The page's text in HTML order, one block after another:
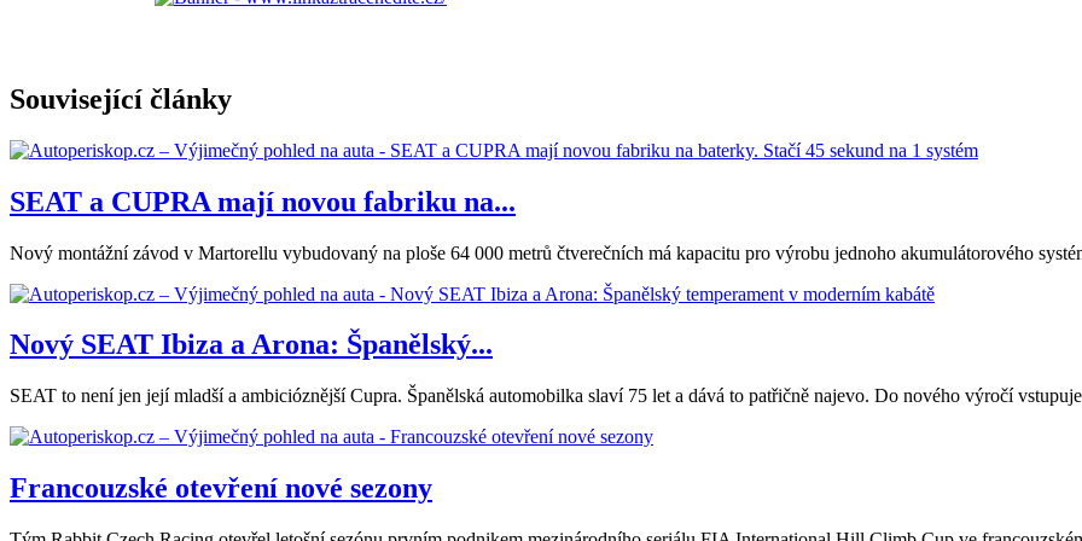
Související články
SEAT a CUPRA mají novou fabriku na...
Nový montážní závod v Martorellu vybudovaný na ploše 64 000 metrů čtverečních má kapacitu pro výrobu jednoho akumulátorového
Nový SEAT Ibiza a Arona: Španělský...
SEAT to není jen její mladší a ambicióznější Cupra. Španělská automobilka slaví 75 let a dává to patřičně najevo. Do nového výročí
Francouzské otevření nové sezony